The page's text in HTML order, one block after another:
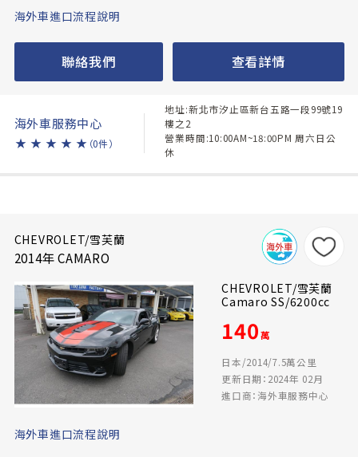
海外車進口流程說明
聯絡我們 查看詳情
海外車服務中心
★ ★ ★ ★ ★ （0件）
地址:新北市汐止區新台五路一段99號19
樓之2
營業時間:10:00AM~18:00PM 周六日公
休
CHEVROLET/雪芙蘭
2014年 CAMARO
CHEVROLET/雪芙蘭
Camaro SS/6200cc
140萬
日本/2014/7.5萬公里
更新日期：2024年 02月
進口商：海外車服務中心
海外車進口流程說明